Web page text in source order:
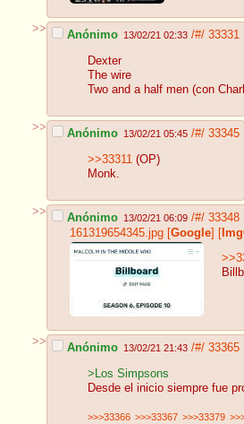
>> Anónimo 13/02/21 02:33 /#/ 33331
Dexter
The wire
Two and a half men (con
>> Anónimo 13/02/21 05:45 /#/ 33345
>>33311 (OP)
Monk.
>> Anónimo 13/02/21 06:09 /#/ 33348
161319654345.jpg [Google] [
>> Anónimo 13/02/21 21:43 /#/ 33365
>Los Simpsons
Desde el inicio siempre fue
>>>33366 >>>33367 >>>33379